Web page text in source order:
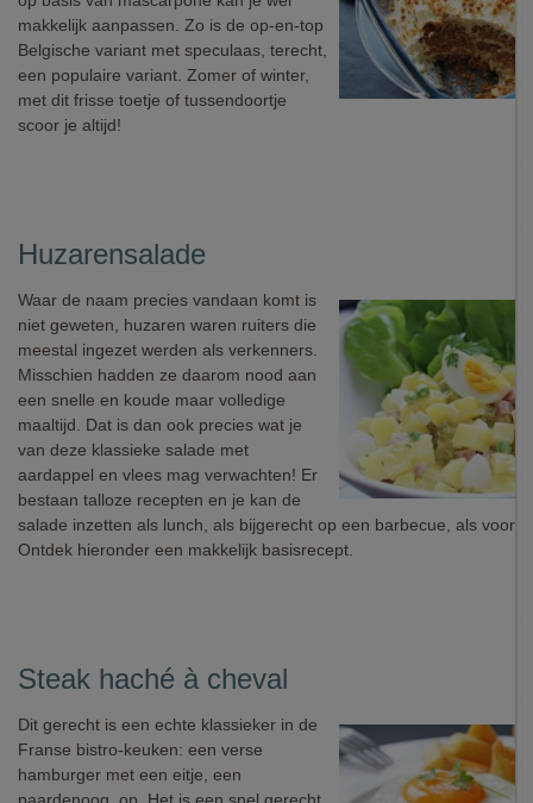
makkelijk aanpassen. Zo is de op-en-top
Belgische variant met speculaas, terecht,
een populaire variant. Zomer of winter,
met dit frisse toetje of tussendoortje
scoor je altijd!
Huzarensalade
Waar de naam precies vandaan komt is
niet geweten, huzaren waren ruiters die
meestal ingezet werden als verkenners.
Misschien hadden ze daarom nood aan
een snelle en koude maar volledige
maaltijd. Dat is dan ook precies wat je
van deze klassieke salade met
aardappel en vlees mag verwachten! Er
bestaan talloze recepten en je kan de
salade inzetten als lunch, als bijgerecht op een barbecue, als
Ontdek hieronder een makkelijk basisrecept.
Steak haché à cheval
Dit gerecht is een echte klassieker in de
Franse bistro-keuken: een verse
hamburger met een eitje, een